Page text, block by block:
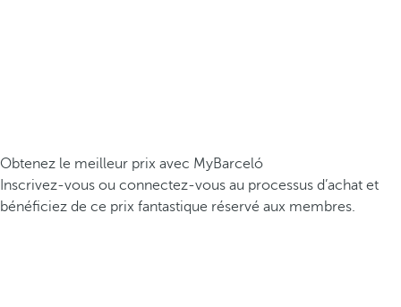
Obtenez le meilleur prix avec MyBarceló
Inscrivez-vous ou connectez-vous au processus d’achat et
bénéficiez de ce prix fantastique réservé aux membres.